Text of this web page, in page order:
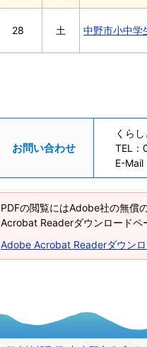
28 土 中野市小中学
お問い合わせ
くら
TEL：
E-Mail
PDFの閲覧にはAdobe社の無償
Acrobat Readerダウンロードペ
Adobe Acrobat Readerダウンロ